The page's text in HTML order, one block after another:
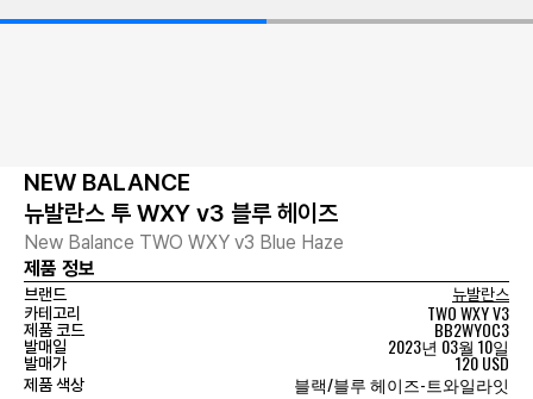
NEW BALANCE
뉴발란스 투 WXY v3 블루 헤이즈
New Balance TWO WXY v3 Blue Haze
제품 정보
브랜드
뉴발란스
카테고리
TWO WXY V3
제품 코드 BB2WYOC3
발매일 2023년 03월 10일
발매가 120 USD
제품 색상 블랙/블루 헤이즈-트와일라잇